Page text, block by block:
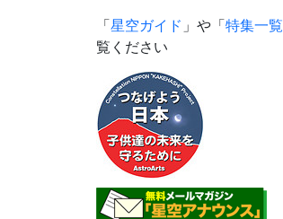
「星空ガイド 」や「特集一覧
覧ください